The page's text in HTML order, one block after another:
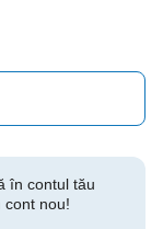
în contul tău
cont nou!